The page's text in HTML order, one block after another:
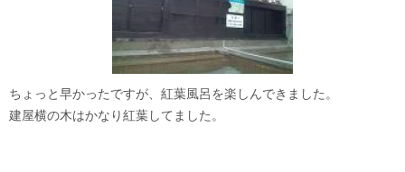
ちょっと早かったですが、紅葉風呂を楽しんできました。
建屋横の木はかなり紅葉してました。